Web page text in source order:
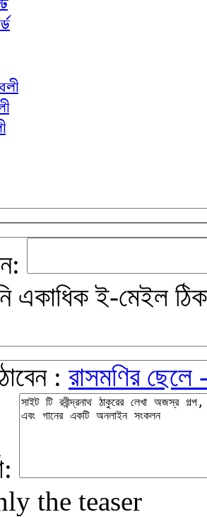
একাধিক ই-মেইল
: রাসমণির
the teaser